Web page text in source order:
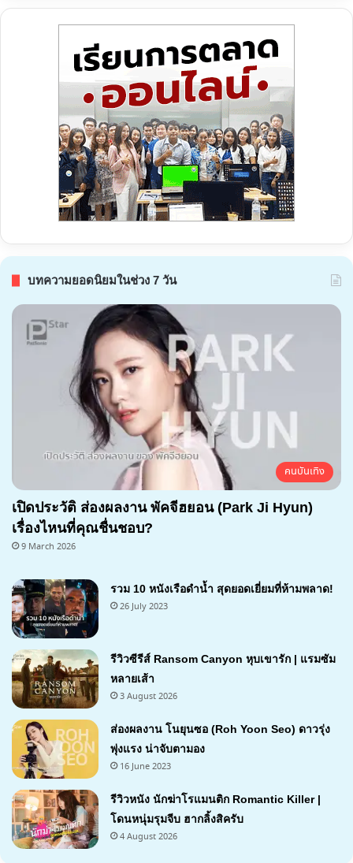
บทความยอดนิยมในช่วง 7 วัน
คนบันเทิง
เปิดประวัติ ส่องผลงาน พัคจีฮยอน (Park Ji Hyun)
เรื่องไหนที่คุณชื่นชอบ?
9 March 2026
รวม 10 หนังเรือดำน้ำ สุดยอดเยี่ยมที่ห้ามพลาด!
26 July 2023
7.1
รีวิวซีรีส์ Ransom Canyon หุบเขารัก | แรมซัม
หลายเส้า
3 August 2026
ส่องผลงาน โนยุนซอ (Roh Yoon Seo) ดาวรุ่ง
พุ่งแรง น่าจับตามอง
16 June 2023
7
รีวิวหนัง นักฆ่าโรแมนติก Romantic Killer |
โดนหนุ่มรุมจีบ ฮากลิ้งสิครับ
4 August 2026